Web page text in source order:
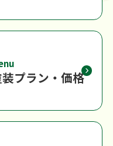
プラン・価格